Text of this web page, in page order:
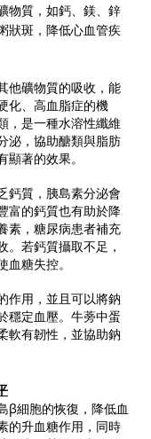
物質，如鈣、鎂、鋅
狀斑，降低心血管疾
他礦物質的吸收，能
化、高血脂症的機
，是一種水溶性纖維
泌，協助醣類與脂肪
著的效果。
鈣質，胰島素分泌會
富的鈣質也有助於降
素，糖尿病患者補充
。若鈣質攝取不足，
糖失控。
作用，並且可以將鈉
定血壓。 牛蒡中蛋
軟有韌性，並協助鈉
β細胞的恢復，降低血
的升血糖作用，同時